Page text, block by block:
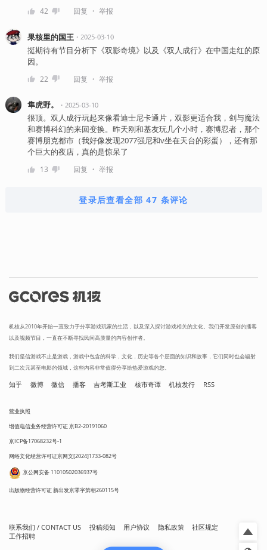
42 回复 ・ 举报
果核里的国王・ 2025-03-10
挺期待有节目分析下《双影奇境》以及《双人成行》在中国走红的原
因。
22 回复 ・ 举报
隼虎野。 ・ 2025-03-10
很顶。双人成行玩起来像看迪士尼卡通片，双影更适合我，剑与魔法
和赛博科幻的来回变换。昨天刚和基友玩几个小时，赛博忍者，那个
赛博朋克都市（我好像发现2077强尼和v坐在天台的彩蛋），还有那
个巨大的夜店，真的是惊呆了
13 回复 ・ 举报
登录后查看全部 47 条评论
机核从2010年开始一直致力于分享游戏玩家的生活，以及深入探讨游戏相关的文化。我们开发原创的播客
以及视频节目，一直在不断寻找民间高质量的内容创作者。
我们坚信游戏不止是游戏，游戏中包含的科学，文化，历史等各个层面的知识和故事，它们同时也会辐射
到二次元甚至电影的领域，这些内容非常值得分享给热爱游戏的您。
知乎 微博 微信 播客 吉考斯工业 核市奇谭 机核发行 RSS
营业执照
增值电信业务经营许可证 京B2-20191060
京ICP备17068232号-1
网络文化经营许可证京网文[2024]1733-082号
京公网安备 11010502036937号
出版物经营许可证 新出发京零字第朝260115号
联系我们 / CONTACT US 投稿须知 用户协议 隐私政策
社区规定
工作招聘